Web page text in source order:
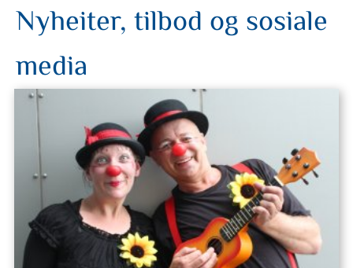
Nyheiter, tilbod og sosiale
media